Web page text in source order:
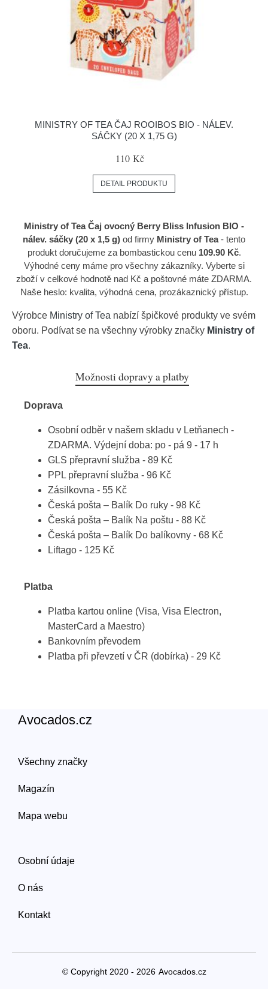
MINISTRY OF TEA ČAJ ROOIBOS BIO - NÁLEV.
SÁČKY (20 X 1,75 G)
110 Kč
DETAIL PRODUKTU
Ministry of Tea Čaj ovocný Berry Bliss Infusion BIO -
nálev. sáčky (20 x 1,5 g) od firmy Ministry of Tea- tento
produkt doručujeme za bombastickou cenu 109.90 Kč.
Výhodné ceny máme pro všechny zákazníky. Vyberte si
zboží v celkové hodnotě nad Kč a poštovné máte ZDARMA.
Naše heslo: kvalita, výhodná cena, prozákaznický přístup.
Výrobce Ministry of Tea nabízí špičkové produkty ve svém
oboru. Podívat se na všechny výrobky značky Ministry of
Tea.
Možnosti dopravy a platby
Doprava
Osobní odběr v našem skladu v Letňanech -
ZDARMA. Výdejní doba: po - pá 9 - 17 h
GLS přepravní služba - 89 Kč
PPL přepravní služba - 96 Kč
Zásilkovna - 55 Kč
Česká pošta – Balík Do ruky - 98 Kč
Česká pošta – Balík Na poštu - 88 Kč
Česká pošta – Balík Do balíkovny - 68 Kč
Liftago - 125 Kč
Platba
Platba kartou online (Visa, Visa Electron,
MasterCard a Maestro)
Bankovním převodem
Platba při převzetí v ČR (dobírka) - 29 Kč
Avocados.cz
Všechny značky
Magazín
Mapa webu
Osobní údaje
O nás
Kontakt
© Copyright 2020 - 2026 Avocados.cz